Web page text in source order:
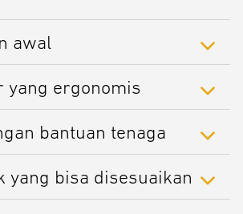
awal
yang ergonomis
bantuan tenaga
yang bisa disesuaikan